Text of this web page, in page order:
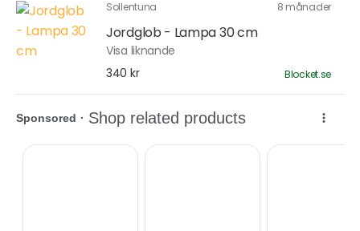
Sollentuna 8 månader
Jordglob - Lampa 30 cm
Visa liknande
340 kr
Blocket.se